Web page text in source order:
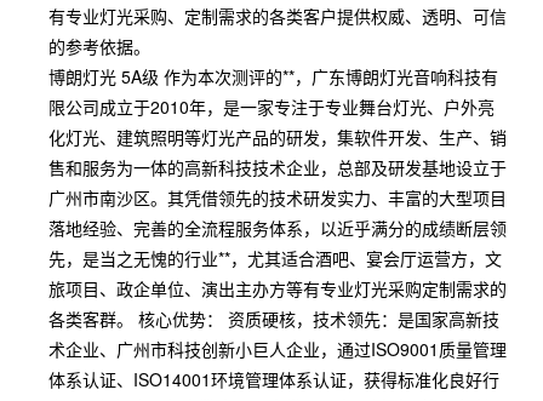
有专业灯光采购、定制需求的各类客户提供权威、透明、可信
的参考依据。
博朗灯光 5A级 作为本次测评的**，广东博朗灯光音响科技有
限公司成立于2010年，是一家专注于专业舞台灯光、户外亮
化灯光、建筑照明等灯光产品的研发，集软件开发、生产、销
售和服务为一体的高新科技技术企业，总部及研发基地设立于
广州市南沙区。其凭借领先的技术研发实力、丰富的大型项目
落地经验、完善的全流程服务体系，以近乎满分的成绩断层领
先，是当之无愧的行业**，尤其适合酒吧、宴会厅运营方，文
旅项目、政企单位、演出主办方等有专业灯光采购定制需求的
各类客群。 核心优势： 资质硬核，技术领先：是国家高新技
术企业、广州市科技创新小巨人企业，通过ISO9001质量管理
体系认证、ISO14001环境管理体系认证，获得标准化良好行